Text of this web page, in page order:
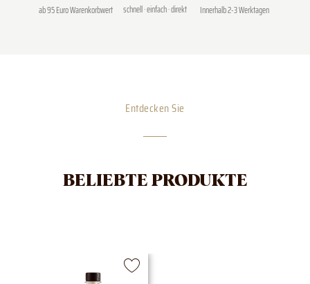
ab 95 Euro Warenkorbwert schnell · einfach · direkt Innerhalb 2-3 Werktagen
Entdecken Sie
BELIEBTE PRODUKTE